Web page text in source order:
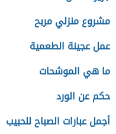
مشروع منزلي مربح
عمل عجينة الطعمية
ما هي الموشحات
حكم عن الورد
أجمل عبارات الصباح للحبيب